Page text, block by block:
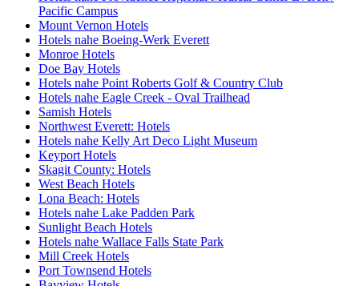
Pacific Campus
Mount Vernon Hotels
Hotels nahe Boeing-Werk Everett
Monroe Hotels
Doe Bay Hotels
Hotels nahe Point Roberts Golf & Country Club
Hotels nahe Eagle Creek - Oval Trailhead
Samish Hotels
Northwest Everett: Hotels
Hotels nahe Kelly Art Deco Light Museum
Keyport Hotels
Skagit County: Hotels
West Beach Hotels
Lona Beach: Hotels
Hotels nahe Lake Padden Park
Sunlight Beach Hotels
Hotels nahe Wallace Falls State Park
Mill Creek Hotels
Port Townsend Hotels